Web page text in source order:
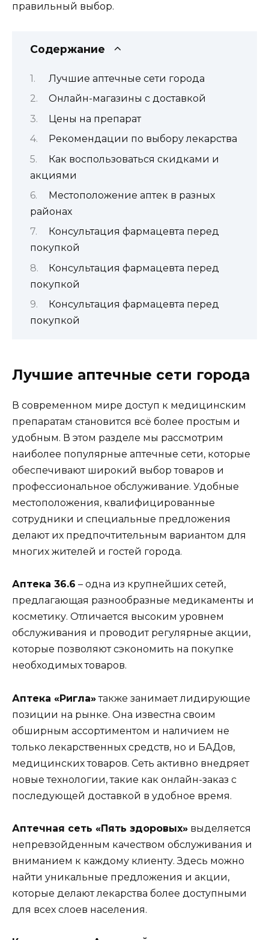
правильный выбор.
Содержание
Лучшие аптечные сети города
Онлайн-магазины с доставкой
Цены на препарат
Рекомендации по выбору лекарства
Как воспользоваться скидками и
акциями
Местоположение аптек в разных
районах
Консультация фармацевта перед
покупкой
Консультация фармацевта перед
покупкой
Консультация фармацевта перед
покупкой
Лучшие аптечные сети города
В современном мире доступ к медицинским
препаратам становится всё более простым и
удобным. В этом разделе мы рассмотрим
наиболее популярные аптечные сети, которые
обеспечивают широкий выбор товаров и
профессиональное обслуживание. Удобные
местоположения, квалифицированные
сотрудники и специальные предложения
делают их предпочтительным вариантом для
многих жителей и гостей города.
Аптека 36.6 – одна из крупнейших сетей,
предлагающая разнообразные медикаменты и
косметику. Отличается высоким уровнем
обслуживания и проводит регулярные акции,
которые позволяют сэкономить на покупке
необходимых товаров.
Аптека «Ригла»также занимает лидирующие
позиции на рынке. Она известна своим
обширным ассортиментом и наличием не
только лекарственных средств, но и БАДов,
медицинских товаров. Сеть активно внедряет
новые технологии, такие как онлайн-заказ с
последующей доставкой в удобное время.
Аптечная сеть «Пять здоровых» выделяется
непревзойденным качеством обслуживания и
вниманием к каждому клиенту. Здесь можно
найти уникальные предложения и акции,
которые делают лекарства более доступными
для всех слоев населения.